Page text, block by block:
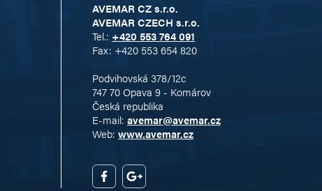
AVEMAR CZ s.r.o.
AVEMAR CZECH s.r.o.
Tel.: +420 553 764 091
Fax: +420 553 654 820
Podvihovská 378/12c
747 70 Opava 9 - Komárov
Česká republika
E-mail: avemar@avemar.cz
Web: www.avemar.cz